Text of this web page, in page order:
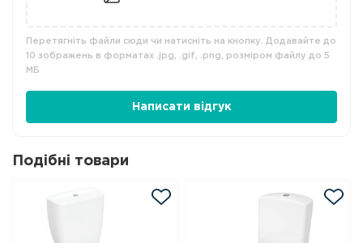
Перетягніть файли сюди чи натисніть на кнопку. Додавайте до
10 зображень в форматах .jpg, .gif, .png, розміром файлу до 5
МБ
Написати відгук
Подібні товари